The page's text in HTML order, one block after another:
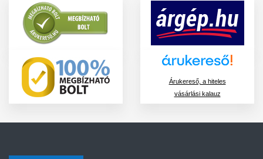
Árukereső, a hiteles
vásárlási kalauz